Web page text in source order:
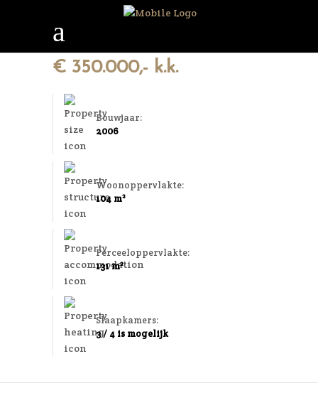
€ 350.000,- k.k.
Bouwjaar:
2006
Woonoppervlakte:
104 m²
Perceeloppervlakte:
131 m²
Slaapkamers:
3 / 4 is mogelijk